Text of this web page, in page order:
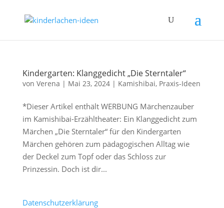
Kindergarten: Klanggedicht „Die Sterntaler“
von Verena | Mai 23, 2024| Kamishibai, Praxis-Ideen
*Dieser Artikel enthält WERBUNG Märchenzauber
im Kamishibai-Erzähltheater: Ein Klanggedicht zum
Märchen „Die Sterntaler“ für den Kindergarten
Märchen gehören zum pädagogischen Alltag wie
der Deckel zum Topf oder das Schloss zur
Prinzessin. Doch ist dir...
Datenschutzerklärung